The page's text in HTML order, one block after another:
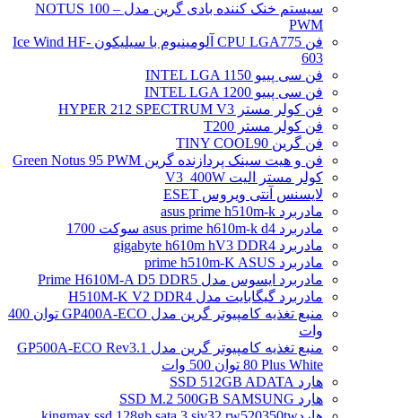
سیستم خنک کننده بادی گرین مدل NOTUS 100 –
PWM
فن CPU LGA775 آلومینیوم با سیلیکون Ice Wind HF-
603
فن سی پییو INTEL LGA 1150
فن سی پییو INTEL LGA 1200
فن کولر مستر HYPER 212 SPECTRUM V3
فن کولر مستر T200
فن گرین TINY COOL90
فن و هیت سینک پردازنده گرین Green Notus 95 PWM
کولر مستر الیت V3_400W
لایسنس آنتی ویروس ESET
مادربرد asus prime h510m-k
مادربرد asus prime h610m-k d4 سوکت 1700
مادربرد gigabyte h610m hV3 DDR4
مادربرد prime h510m-K ASUS
مادربرد ایسوس مدل Prime H610M-A D5 DDR5
مادربرد گیگابایت مدل H510M-K V2 DDR4
منبع تغذیه کامپیوتر گرین مدل GP400A-ECO توان 400
وات
منبع تغذیه کامپیوتر گرین مدل GP500A-ECO Rev3.1
80 Plus White توان 500 وات
هارد SSD 512GB ADATA
هارد SSD M.2 500GB SAMSUNG